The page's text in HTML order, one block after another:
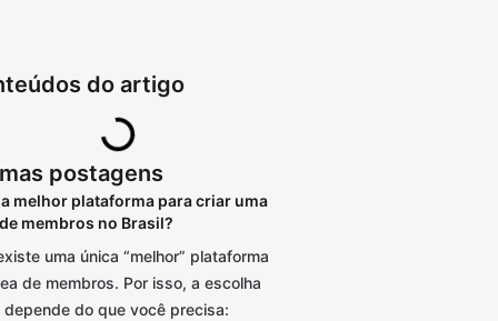
do artigo
postagens
melhor plataforma para criar uma
membros no Brasil?
uma única “melhor” plataforma
de membros. Por isso, a escolha
depende do que você precisa: